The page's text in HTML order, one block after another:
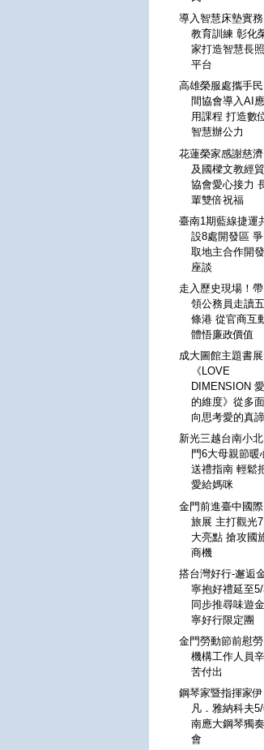
導入智慧床墊實務
教育訓練 彰化
家打造智慧長照
平台
高雄榮服處攜手民
間協會導入AI應
用課程 打造數
智慧辦公力
花蓮榮家感謝慈濟
及國樑文教經貿
協會愛心接力
輩雙倍祝福
臺南1期藍線捷運
設8處開發區 爭
取地主合作開發
座談
走入歷史現場！帶
領公務員走讀五
條港 從官商互
體悟廉政價值
成大圖館主題書展
《LOVE
DIMENSION 愛
的維度》從多面
向思考愛的真諦
新光三越台南小北
門6大母親節暖
送禮指南 輕鬆
愛給媽咪
金門前進臺中國際
旅展 主打觀光7
大亮點 搶攻國
商機
搭台灣好行-邂逅
寧抱好禮延至
同步推尋味遊金
寧好行限定團
金門勞動節前慰勞
機構工作人員辛
苦付出
鋼琴家暨指揮家伊
凡．雅納科夫
南應大鋼琴獨奏
會